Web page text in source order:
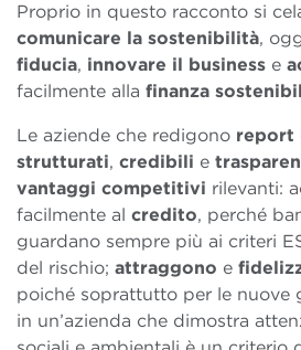
Proprio in questo racconto si
comunicare la sostenibilità,
fiducia, innovare il business e
facilmente alla finanza
Le aziende che redigono report
strutturati, credibili e
vantaggi competitivi rilevanti:
facilmente al credito, perché
guardano sempre più ai criteri
del rischio; attraggono e
poiché soprattutto per le nuove
in un’azienda che dimostra